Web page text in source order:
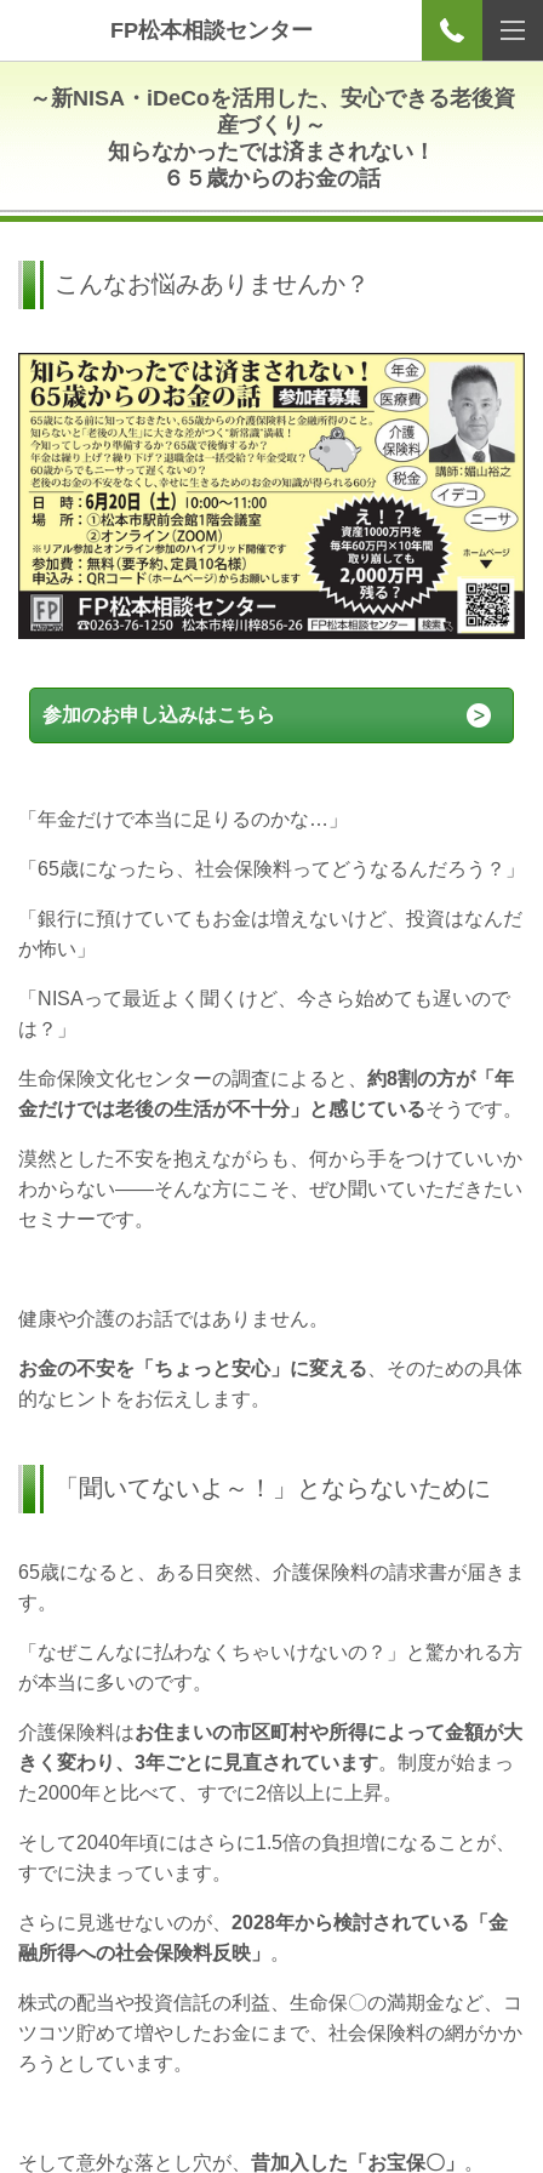
FP松本相談センター
～新NISA・iDeCoを活用した、安心できる老後資
産づくり～
知らなかったでは済まされない！
６５歳からのお金の話
こんなお悩みありませんか？
参加のお申し込みはこちら
「年金だけで本当に足りるのかな…」
「65歳になったら、社会保険料ってどうなるんだろう？」
「銀行に預けていてもお金は増えないけど、投資はなんだ
か怖い」
「NISAって最近よく聞くけど、今さら始めても遅いので
は？」
生命保険文化センターの調査によると、 約8割の方が「年
金だけでは老後の生活が不十分」と感じているそうです。
漠然とした不安を抱えながらも、何から手をつけていいか
わからない――そんな方にこそ、ぜひ聞いていただきたい
セミナーです。
健康や介護のお話ではありません。
お金の不安を「ちょっと安心」に変える 、そのための具体
的なヒントをお伝えします。
「聞いてないよ～！」とならないために
65歳になると、ある日突然、介護保険料の請求書が届きま
す。
「なぜこんなに払わなくちゃいけないの？」と驚かれる方
が本当に多いのです。
介護保険料はお住まいの市区町村や所得によって金額が大
きく変わり、3年ごとに見直されています。制度が始まっ
た2000年と比べて、すでに2倍以上に上昇。
そして2040年頃にはさらに1.5倍の負担増になることが、
すでに決まっています。
さらに見逃せないのが、 2028年から検討されている「金
融所得への社会保険料反映」
。
株式の配当や投資信託の利益、生命保〇の満期金など、コ
ツコツ貯めて増やしたお金にまで、社会保険料の網がかか
ろうとしています。
そして意外な落とし穴が、 昔加入した「お宝保〇」 。